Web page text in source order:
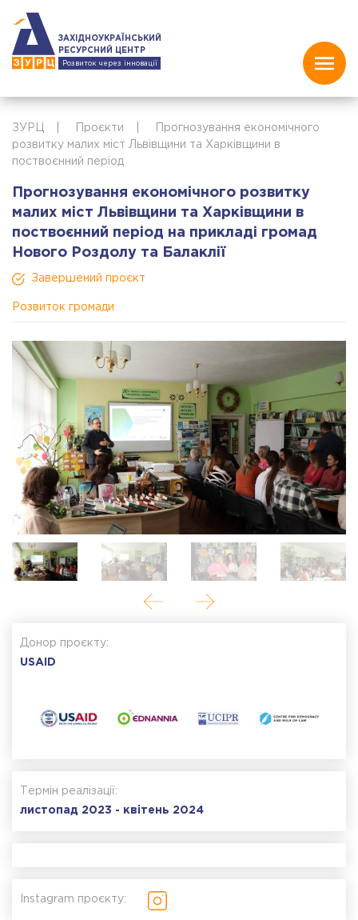
ЗАХІДНОУКРАЇНСЬКИЙ
РЕСУРСНИЙ ЦЕНТР
Розвиток через інновації
ЗУРЦ Проєкти
Прогнозування економічного
розвитку малих міст Львівщини та Харківщини в
поствоєнний період
Прогнозування економічного розвитку
малих міст Львівщини та Харківщини в
поствоєнний період на прикладі громад
Нового Роздолу та Балаклії
Завершений проєкт
Розвиток громади
Донор проєкту:
USAID
Термін реалізації:
листопад 2023 - квітень 2024
Instagram проєкту: